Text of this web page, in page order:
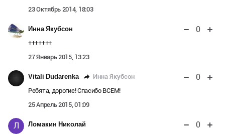
23 Октябрь 2014, 18:03
Инна Якубсон 0
+++++++
27 Январь 2015, 13:23
Vitali Dudarenka Инна Якубсон 0
Ребята, дорогие! Спасибо ВСЕМ!
25 Апрель 2015, 01:09
Л Ломакин Николай 0